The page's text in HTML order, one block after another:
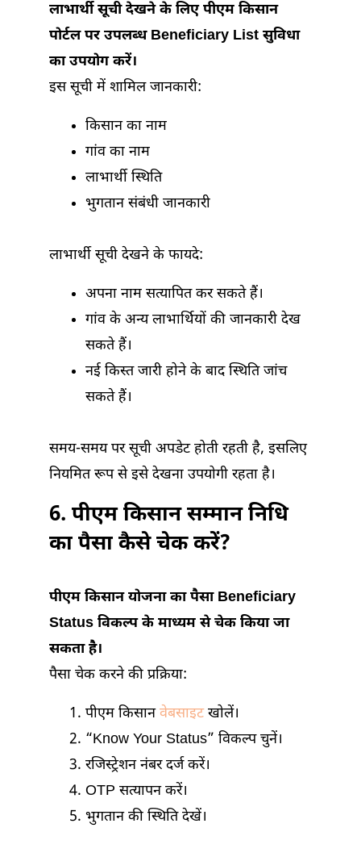
लाभार्थी सूची देखने के लिए पीएम किसान
पोर्टल पर उपलब्ध Beneficiary List सुविधा
का उपयोग करें।
इस सूची में शामिल जानकारी:
किसान का नाम
गांव का नाम
लाभार्थी स्थिति
भुगतान संबंधी जानकारी
लाभार्थी सूची देखने के फायदे:
अपना नाम सत्यापित कर सकते हैं।
गांव के अन्य लाभार्थियों की जानकारी देख
सकते हैं।
नई किस्त जारी होने के बाद स्थिति जांच
सकते हैं।
समय-समय पर सूची अपडेट होती रहती है, इसलिए
नियमित रूप से इसे देखना उपयोगी रहता है।
6. पीएम किसान सम्मान निधि
का पैसा कैसे चेक करें?
पीएम किसान योजना का पैसा Beneficiary
Status विकल्प के माध्यम से चेक किया जा
सकता है।
पैसा चेक करने की प्रक्रिया:
पीएम किसानवेबसाइटखोलें।
“Know Your Status” विकल्प चुनें।
रजिस्ट्रेशन नंबर दर्ज करें।
OTP सत्यापन करें।
भुगतान की स्थिति देखें।